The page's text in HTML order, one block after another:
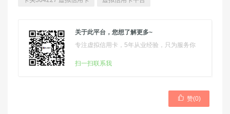
关于此平台，您想了解更多~
专注虚拟信用卡，5年从业经验，只为服务你
扫一扫联系我
 赞(0)